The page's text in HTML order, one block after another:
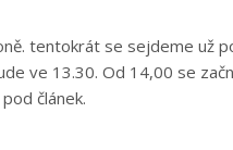
tentokrát se sejdeme už
ve 13.30. Od 14,00 se
článek.